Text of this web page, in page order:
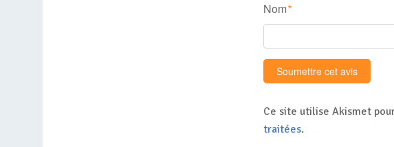
Nom *
Ce site utilise Akismet
traitées.